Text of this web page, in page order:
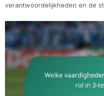
verantwoordelijkheden en de